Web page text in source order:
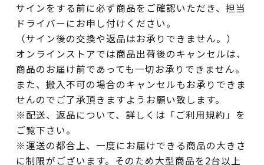
サインをする前に必ず商品をご確認いただき、担当
ドライバーにお申し付けください。
（サイン後の交換や返品はお承りできません。）
オンラインストアでは商品出荷後のキャンセルは、
商品のお届け前であっても一切お承りできません。
また、搬入不可の場合のキャンセルもお承りできま
せんのでご了承頂きますようお願い致します。
※配送、返品について、詳しくは「ご利用規約」を
ご覧下さい。
※運送の都合上、一度にお届けできる商品の大きさ
に制限がございます。そのため大型商品を2台以上